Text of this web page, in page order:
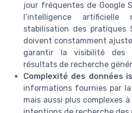
jour fréquentes de Google
l’intelligence
stabilisation des pratiques
doivent constamment
garantir la visibilité des
résultats de recherche
Complexité des données
informations fournies par
mais aussi plus complexes